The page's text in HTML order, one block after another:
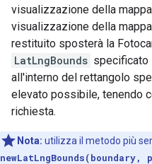
visualizzazione della
visualizzazione della
restituito sposterà la
LatLngBounds specificato
all'interno del rettangolo
elevato possibile, tenendo
richiesta.
Nota: utilizza il metodo più
newLatLngBounds(boundary,